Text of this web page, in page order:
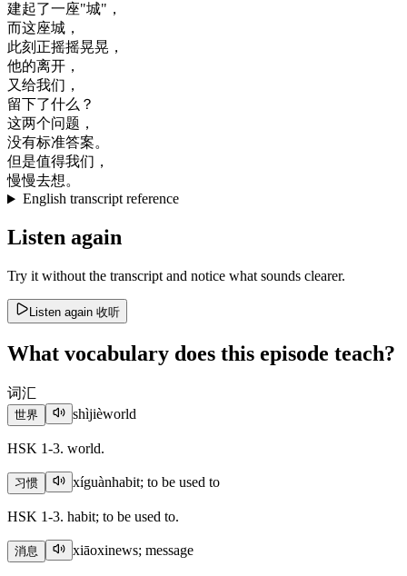
建起了一座"城" ，
而这座城 ，
此刻 正摇摇晃晃 ，
他的离开 ，
又给我们 ，
留下了什么 ？
这两个问题 ，
没有标准答案。
但是值得我们 ，
慢慢去想。
English transcript reference
Listen again
Try it without the transcript and notice what sounds clearer.
Listen again 收听
What vocabulary does this episode teach?
词汇
世界 shìjièworld
HSK 1-3. world.
习惯 xíguànhabit; to be used to
HSK 1-3. habit; to be used to.
消息 xiāoxinews; message